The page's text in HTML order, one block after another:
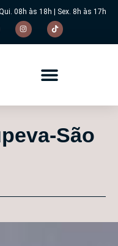
08h às 18h | Sex. 8h às 17h
São